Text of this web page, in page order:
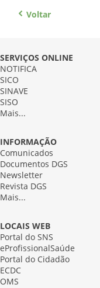
Voltar
SERVIÇOS ONLINE
NOTIFICA
SICO
SINAVE
SISO
Mais...
INFORMAÇÃO
Comunicados
Documentos DGS
Newsletter
Revista DGS
Mais...
LOCAIS WEB
Portal do SNS
eProfissionalSaúde
Portal do Cidadão
ECDC
OMS